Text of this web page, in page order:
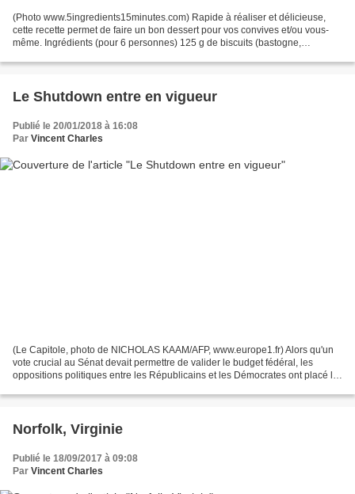
(Photo www.5ingredients15minutes.com) Rapide à réaliser et délicieuse,
cette recette permet de faire un bon dessert pour vos convives et/ou vous-
même. Ingrédients (pour 6 personnes) 125 g de biscuits (bastogne,
Le Shutdown entre en vigueur
Publié le 20/01/2018 à 16:08
Par Vincent Charles
(Le Capitole, photo de NICHOLAS KAAM/AFP, www.europe1.fr) Alors qu'un
vote crucial au Sénat devait permettre de valider le budget fédéral, les
oppositions politiques entre les Républicains et les Démocrates ont placé le
Norfolk, Virginie
Publié le 18/09/2017 à 09:08
Par Vincent Charles